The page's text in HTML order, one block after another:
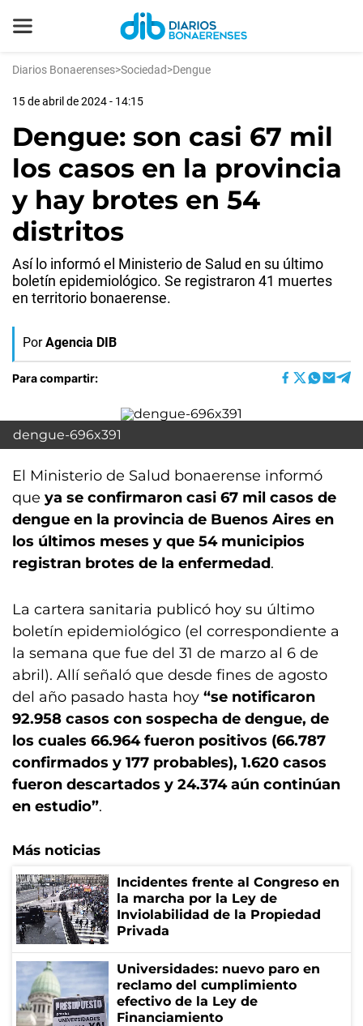
Diarios Bonaerenses>Sociedad>Dengue
15 de abril de 2024 - 14:15
Dengue: son casi 67 mil
los casos en la provincia
y hay brotes en 54
distritos
Así lo informó el Ministerio de Salud en su último
boletín epidemiológico. Se registraron 41 muertes
en territorio bonaerense.
Por Agencia DIB
Para compartir:
dengue-696x391
El Ministerio de Salud bonaerense informó
que ya se confirmaron casi 67 mil casos de
dengue en la provincia de Buenos Aires en
los últimos meses y que 54 municipios
registran brotes de la enfermedad.
La cartera sanitaria publicó hoy su último
boletín epidemiológico (el correspondiente a
la semana que fue del 31 de marzo al 6 de
abril). Allí señaló que desde fines de agosto
del año pasado hasta hoy “se notificaron
92.958 casos con sospecha de dengue, de
los cuales 66.964 fueron positivos (66.787
confirmados y 177 probables), 1.620 casos
fueron descartados y 24.374 aún continúan
en estudio”.
Más noticias
Incidentes frente al Congreso en
la marcha por la Ley de
Inviolabilidad de la Propiedad
Privada
Universidades: nuevo paro en
reclamo del cumplimiento
efectivo de la Ley de
Financiamiento